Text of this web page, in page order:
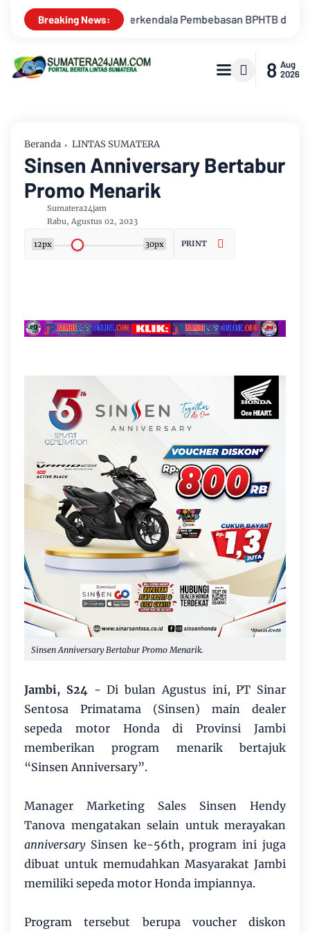
Breaking News:
di Sebagian Lahan Kemarau Memuncak, Debit Sungai
8 Aug
2026
Beranda LINTAS SUMATERA
Sinsen Anniversary Bertabur
Promo Menarik
Sumatera24jam
Rabu, Agustus 02, 2023
12px 30px PRINT
Sinsen Anniversary Bertabur Promo Menarik.
Jambi, S24 - Di bulan Agustus ini, PT Sinar
Sentosa Primatama (Sinsen) main dealer
sepeda motor Honda di Provinsi Jambi
memberikan program menarik bertajuk
“Sinsen Anniversary”.
Manager Marketing Sales Sinsen Hendy
Tanova mengatakan selain untuk merayakan
anniversarySinsen ke-56th, program ini juga
dibuat untuk memudahkan Masyarakat Jambi
memiliki sepeda motor Honda impiannya.
Program tersebut berupa voucher diskon